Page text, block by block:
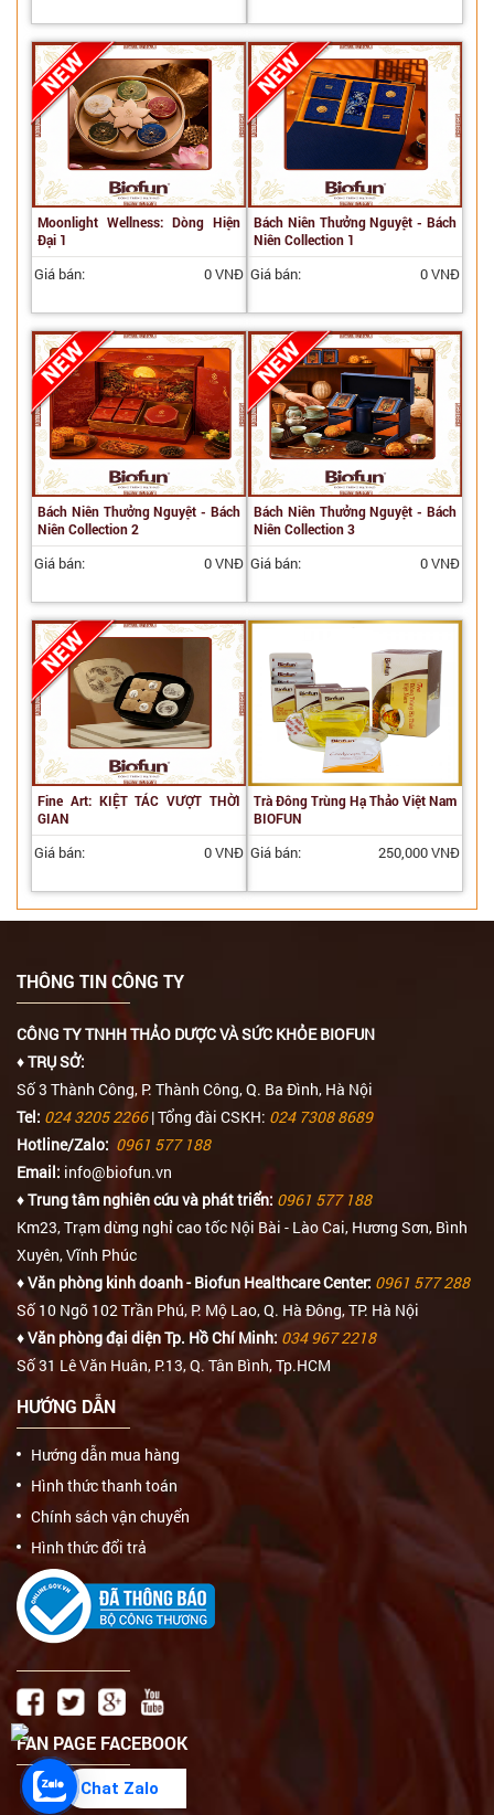
Moonlight Wellness: Dòng Hiện
Đại 1
Giá bán: 0 VNĐ
Bách Niên Thưởng Nguyệt - Bách
Niên Collection 1
Giá bán: 0 VNĐ
Bách Niên Thưởng Nguyệt - Bách
Niên Collection 2
Giá bán: 0 VNĐ
Bách Niên Thưởng Nguyệt - Bách
Niên Collection 3
Giá bán: 0 VNĐ
Fine Art: KIỆT TÁC VƯỢT THỜI
GIAN
Giá bán: 0 VNĐ
Trà Đông Trùng Hạ Thảo Việt Nam
BIOFUN
Giá bán: 250,000 VNĐ
THÔNG TIN CÔNG TY
CÔNG TY TNHH THẢO DƯỢC VÀ SỨC KHỎE BIOFUN
♦ TRỤ SỞ:
Số 3 Thành Công, P. Thành Công, Q. Ba Đình, Hà Nội
Tel: 024 3205 2266| Tổng đài CSKH: 024 7308 8689
Hotline/Zalo: 0961 577 188
Email: info@biofun.vn
♦ Trung tâm nghiên cứu và phát triển: 0961 577 188
Km23, Trạm dừng nghỉ cao tốc Nội Bài - Lào Cai, Hương Sơn, Bình
Xuyên, Vĩnh Phúc
♦ Văn phòng kinh doanh - Biofun Healthcare Center: 0961 577 288
Số 10 Ngõ 102 Trần Phú, P. Mộ Lao, Q. Hà Đông, TP. Hà Nội
♦ Văn phòng đại diện Tp. Hồ Chí Minh: 034 967 2218
Số 31 Lê Văn Huân, P.13, Q. Tân Bình, Tp.HCM
HƯỚNG DẪN
Hướng dẫn mua hàng
Hình thức thanh toán
Chính sách vận chuyển
Hình thức đổi trả
FAN PAGE FACEBOOK
Chat Zalo